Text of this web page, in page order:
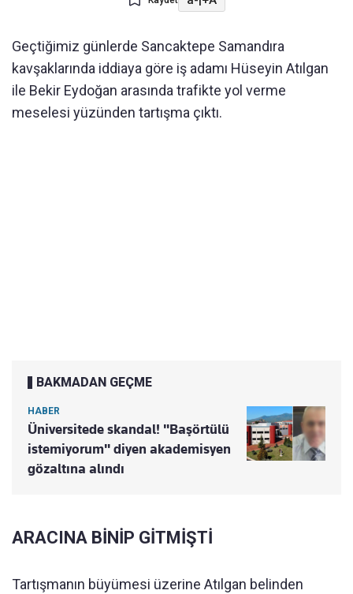
Geçtiğimiz günlerde Sancaktepe Samandıra
kavşaklarında iddiaya göre iş adamı Hüseyin Atılgan
ile Bekir Eydoğan arasında trafikte yol verme
meselesi yüzünden tartışma çıktı.
BAKMADAN GEÇME
HABER
Üniversitede skandal! "Başörtülü
istemiyorum" diyen akademisyen
gözaltına alındı
ARACINA BİNİP GİTMİŞTİ
Tartışmanın büyümesi üzerine Atılgan belinden